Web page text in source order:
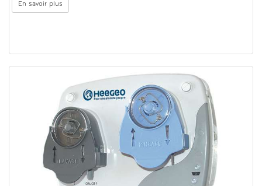
En savoir plus